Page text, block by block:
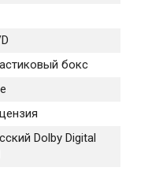
бокс
Dolby Digital